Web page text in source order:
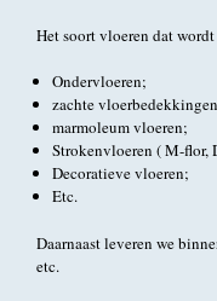
Het soort vloeren dat
Ondervloeren;
zachte vloerbedekkingen
marmoleum vloeren;
Strokenvloeren ( M-
Decoratieve vloeren;
Etc.
Daarnaast leveren we
etc.